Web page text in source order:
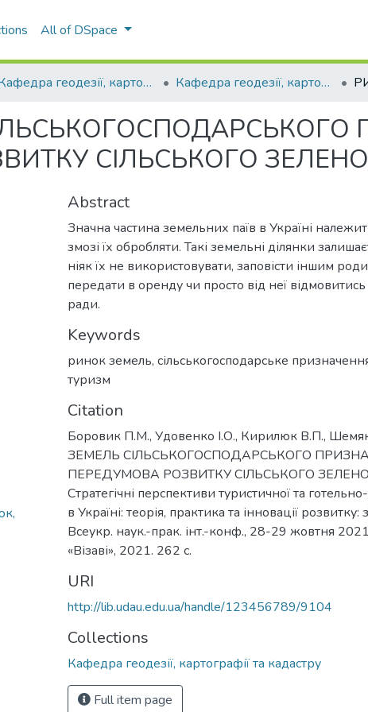
All of DSpace
Кафедра геодезії, картографії та кадастру Кафедра геодезії, картографії та кадастру
СІЛЬСЬКОГО
Abstract
Значна частина земельних паїв в Україні
змозі їх обробляти. Такі земельні ділянки
ніяк їх не використовувати, заповісти іншим
передати в оренду чи просто від неї відмовитись
ради.
Keywords
ринок земель, сільськогосподарське
туризм
Citation
Боровик П.М., Удовенко І.О., Кирилюк В.П.,
ЗЕМЕЛЬ СІЛЬСЬКОГОСПОДАРСЬКОГО
ПЕРЕДУМОВА РОЗВИТКУ СІЛЬСЬКОГО
Стратегічні перспективи туристичної та
в Україні: теорія, практика та інновації розвитку:
Всеукр. наук.-прак. інт.-конф., 28-29 жовтня
«Візаві», 2021. 262 с.
URI
http://lib.udau.edu.ua/handle/123456789/9104
Collections
Кафедра геодезії, картографії та кадастру
Full item page